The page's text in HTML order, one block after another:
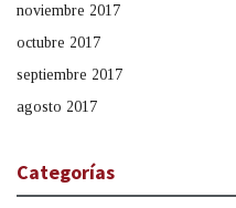
noviembre 2017
octubre 2017
septiembre 2017
agosto 2017
Categorías